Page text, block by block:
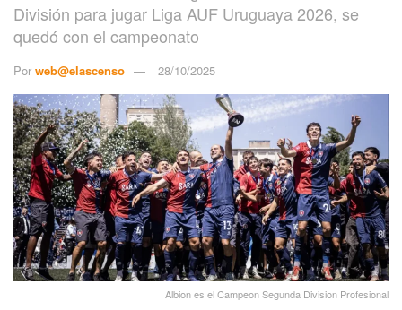
División para jugar Liga AUF Uruguaya 2026, se
quedó con el campeonato
Por web@elascenso 28/10/2025
Albion es el Campeon Segunda Division Profesional